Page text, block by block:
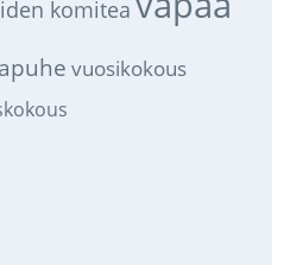
komitea
vuosikokous